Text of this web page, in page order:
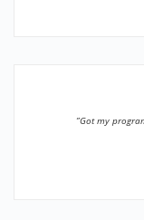
”Got my